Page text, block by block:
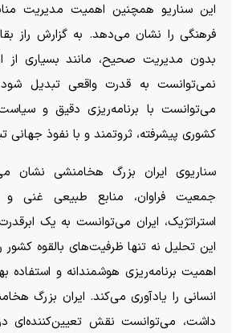
این سناریو همچنین اهمیت مدیریت
فرهنگی را نشان می‌دهد. به گزارش راز بقا
بدون مدیریت صحیح، مانند بسیاری از
نمی‌توانست به قدرت واقعی تبدیل
می‌توانست با برنامه‌ریزی دقیق و
کشوری پیشرفته، ثروتمند و با نفوذ جهانی
سناریوی ایران بزرگ هخامنشی نشان
جمعیت فراوان، منابع طبیعی غنی و
استراتژیک، ایران می‌توانست به یک
این تحلیل نه تنها ظرفیت‌های بالقوه
اهمیت برنامه‌ریزی هوشمندانه و استفاده
انسانی را یادآوری می‌کند. ایران بزرگ
داشت، می‌توانست نقش تعیین‌کننده‌ای